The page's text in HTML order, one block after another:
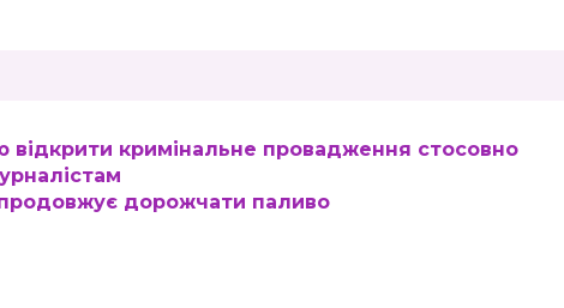
відкрити кримінальне провадження стосовно
дорожчати паливо